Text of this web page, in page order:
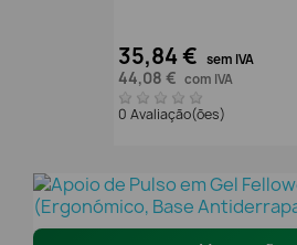
35,84 € sem IVA
44,08 € com IVA
0 Avaliação(ões)